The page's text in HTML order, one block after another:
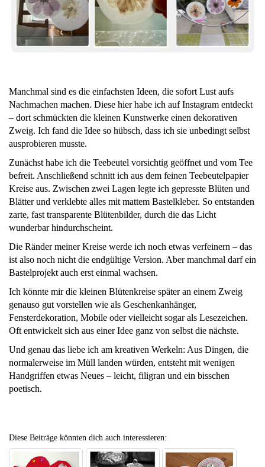
Manchmal sind es die einfachsten Ideen, die sofort Lust aufs
Nachmachen machen. Diese hier habe ich auf Instagram entdeckt
– dort schmückten die kleinen Kunstwerke einen dekorativen
Zweig. Ich fand die Idee so hübsch, dass ich sie unbedingt selbst
ausprobieren musste.
Zunächst habe ich die Teebeutel vorsichtig geöffnet und vom Tee
befreit. Anschließend schnitt ich aus dem feinen Teebeutelpapier
Kreise aus. Zwischen zwei Lagen legte ich gepresste Blüten und
Blätter und verklebte alles mit mattem Bastelkleber. So entstanden
zarte, fast transparente Blütenbilder, durch die das Licht
wunderbar hindurchscheint.
Die Ränder meiner Kreise werde ich noch etwas verfeinern – das
ist also noch nicht die endgültige Version. Aber manchmal darf ein
Bastelprojekt auch erst einmal wachsen.
Ich könnte mir die kleinen Blütenkreise später an einem Zweig
genauso gut vorstellen wie als Geschenkanhänger,
Fensterdekoration, Mobile oder vielleicht sogar als Lesezeichen.
Oft entwickelt sich aus einer Idee ganz von selbst die nächste.
Und genau das liebe ich am kreativen Werkeln: Aus Dingen, die
normalerweise im Müll landen würden, entsteht mit wenigen
Handgriffen etwas Neues – leicht, filigran und ein bisschen
poetisch.
Diese Beiträge könnten dich auch interessieren: